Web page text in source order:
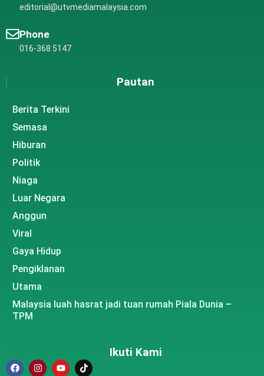
editorial@utvmediamalaysia.com
Phone
016-368 5147
Pautan
Berita Terkini
Semasa
Hiburan
Politik
Niaga
Luar Negara
Anggun
Viral
Gaya Hidup
Pengiklanan
Utama
Malaysia luah hasrat jadi tuan rumah Piala Dunia –
TPM
Ikuti Kami